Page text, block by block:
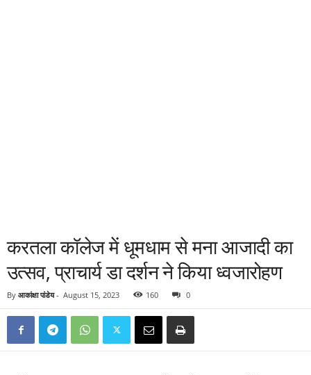
करतला कॉलेज में धूमधाम से मना आजादी का
उत्सव, प्राचार्य डा दर्शन ने किया ध्वजारोहण
By आकांक्षा पांडेय- August 15, 2023 160 0